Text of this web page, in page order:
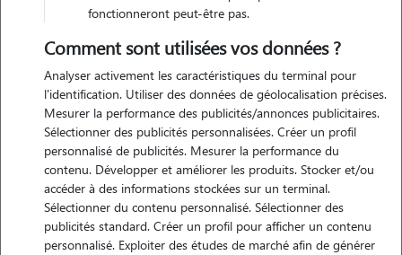
Motivation
amoureuse des animaux et passionnée par le prendre soin
(professionnelle de santé), je souhaite allier l'utile à l'agréable, rendre
fonctionneront peut-être pas.
Comment sont utilisées vos données ?
Analyser activement les caractéristiques du terminal pour
l'identification. Utiliser des données de géolocalisation précises.
Mesurer la performance des publicités/annonces publicitaires.
Sélectionner des publicités personnalisées. Créer un profil
personnalisé de publicités. Mesurer la performance du
contenu. Développer et améliorer les produits. Stocker et/ou
accéder à des informations stockées sur un terminal.
Sélectionner du contenu personnalisé. Sélectionner des
publicités standard. Créer un profil pour afficher un contenu
personnalisé. Exploiter des études de marché afin de générer